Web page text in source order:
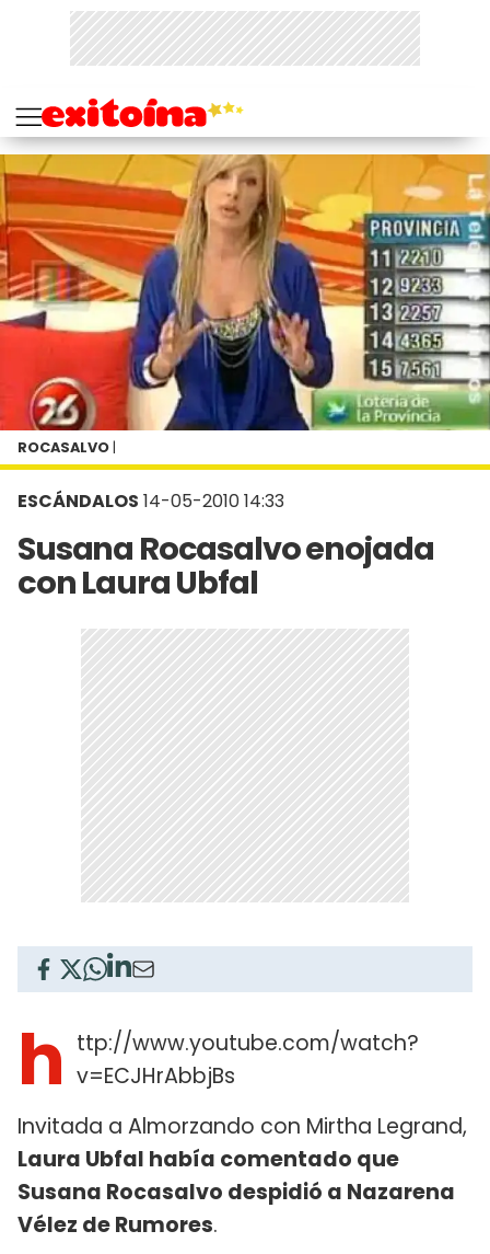
ESCÁNDALOS 14-05-2010 14:33
Susana Rocasalvo enojada
con Laura Ubfal
ROCASALVO |
h ttp://www.youtube.com/watch?
v=ECJHrAbbjBs
Invitada a Almorzando con Mirtha Legrand,
Laura Ubfal había comentado que
Susana Rocasalvo despidió a Nazarena
Vélez de Rumores.